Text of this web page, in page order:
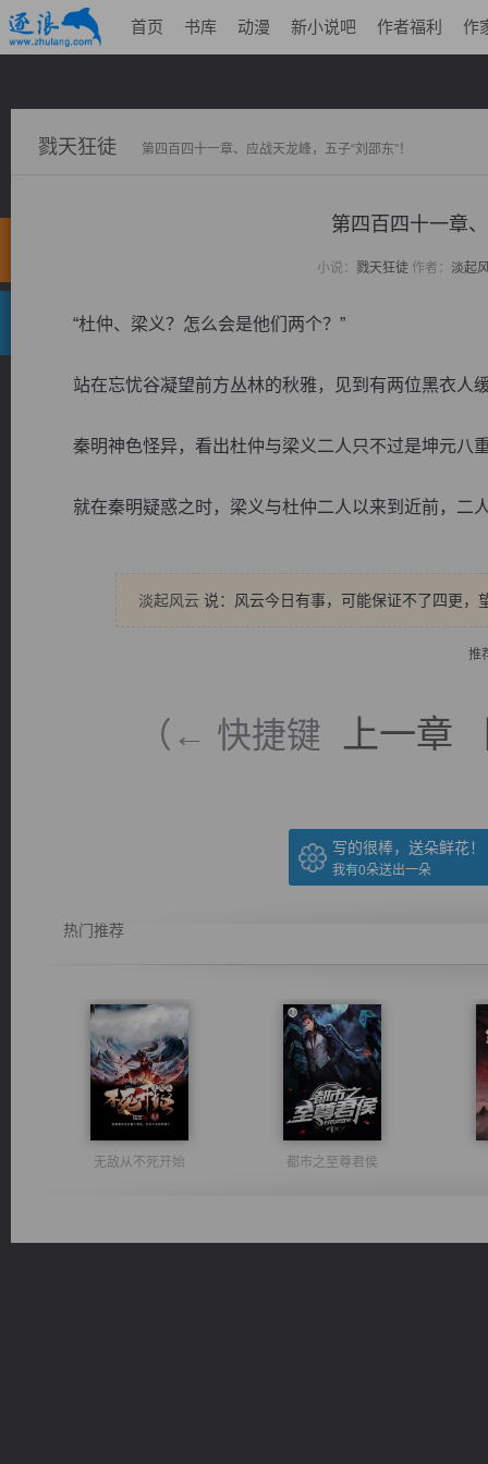
首页 书库 动漫 新小说吧 作者福利 作
戮天狂徒 第四百四十一章、应战天龙峰，五子“刘邵东”！
第四百四十一章
小说： 戮天狂徒作者： 淡起
“杜仲、梁义？怎么会是他们两个？”
站在忘忧谷凝望前方丛林的秋雅，见到有两位黑衣人
秦明神色怪异，看出杜仲与梁义二人只不过是坤元八重
就在秦明疑惑之时，梁义与杜仲二人以来到近前，二
淡起风云 说：风云今日有事，可能保证不了四更，
推
（← 快捷键 上一章
写的很棒，送朵鲜花！
我有0朵送出一朵
热门推荐
无敌从不死开始 都市之至尊君侯